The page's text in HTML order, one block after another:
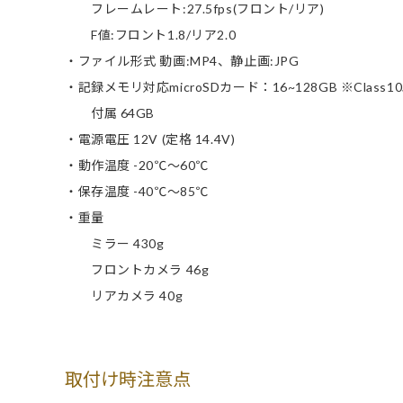
フレームレート:27.5fps(フロント/リア)
F値:フロント1.8/リア2.0
・ファイル形式 動画:MP4、静止画:JPG
・記録メモリ対応microSDカード：16~128GB
付属 64GB
・電源電圧 12V (定格 14.4V)
・動作温度 -20℃～60℃
・保存温度 -40℃～85℃
・重量
ミラー 430g
フロントカメラ 46g
リアカメラ 40g
取付け時注意点